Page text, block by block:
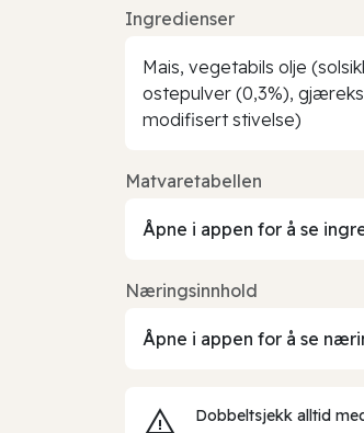
Ingredienser
Mais, vegetabils olje
ostepulver (0,3%),
modifisert stivelse)
Matvaretabellen
Åpne i appen for å se
Næringsinnhold
Åpne i appen for å se
Dobbeltsjekk alltid